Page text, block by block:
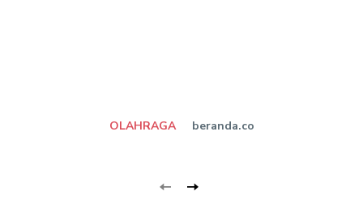
OLAHRAGA beranda.co